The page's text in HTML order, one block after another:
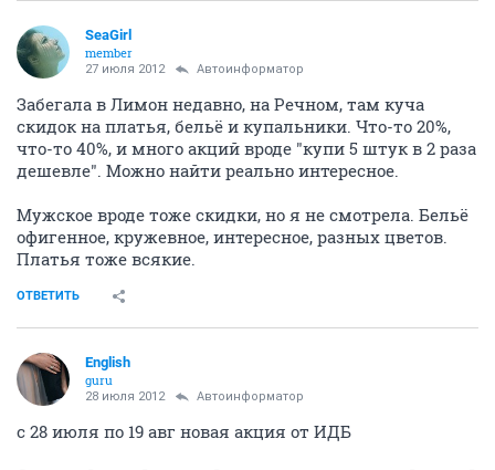
SeaGirl
member
27 июля 2012 Автоинформатор
Забегала в Лимон недавно, на Речном, там куча
скидок на платья, бельё и купальники. Что-то 20%,
что-то 40%, и много акций вроде "купи 5 штук в 2 раза
дешевле". Можно найти реально интересное.
Мужское вроде тоже скидки, но я не смотрела. Бельё
офигенное, кружевное, интересное, разных цветов.
Платья тоже всякие.
ОТВЕТИТЬ
English
guru
28 июля 2012 Автоинформатор
с 28 июля по 19 авг новая акция от ИДБ